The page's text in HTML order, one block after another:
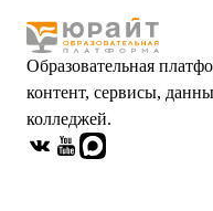
Образовательная
контент, сервисы,
колледжей.